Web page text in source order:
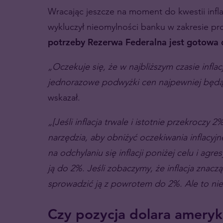
Wracając jeszcze na moment do kwestii
wykluczył nieomylności banku w zakresie
potrzeby Rezerwa Federalna jest gotowa
„Oczekuje się, że w najbliższym czasie
jednorazowe podwyżki cen najpewniej będą
wskazał.
„[Jeśli inflacja trwale i istotnie przekroczy
narzędzia, aby obniżyć oczekiwania
na odchylaniu się inflacji poniżej celu i
ją do 2%. Jeśli zobaczymy, że inflacja
sprowadzić ją z powrotem do 2%. Ale to
Czy pozycja dolara